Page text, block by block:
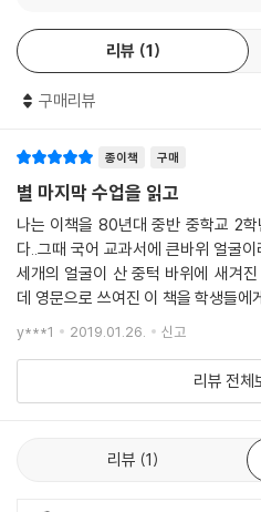
리뷰 1
구매리뷰
종이책 구매
별 마지막 수업을 읽고
나는 이책을 80년대 중반 중학교 2
다..그때 국어 교과서에 큰바위 얼굴
세개의 얼굴이 산 중턱 바위에 새겨
데 영문으로 쓰여진 이 책을 학생들
대로 돌아간 듯한 생각이 나게 해주
시절부터 이 얼굴 모
y***1 2019.01.26. 신고
리뷰 전체
리뷰 1